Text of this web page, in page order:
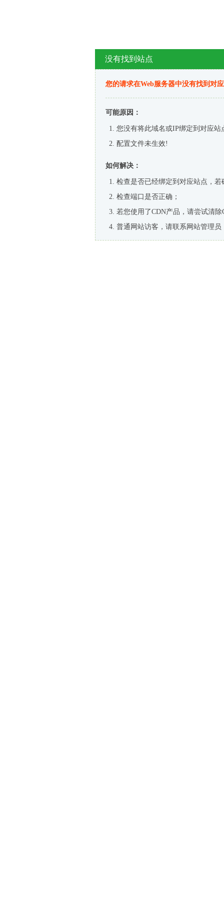
没有找到站点
您的请求在Web服务器中没有找到对
可能原因：
您没有将此域名或IP绑定到对应站
配置文件未生效!
如何解决：
检查是否已经绑定到对应站点，
检查端口是否正确；
若您使用了CDN产品，请尝试清除
普通网站访客，请联系网站管理员